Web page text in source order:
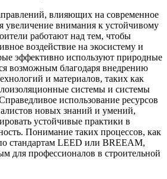
влияющих на современное
увеличение внимания к устойчивому
работают над тем, чтобы
воздействие на экосистему и
эффективно используют природные
возможным благодаря внедрению
и материалов, таких как
системы и системы
использование ресурсов
новых знаний и умений,
устойчивые практики в
Понимание таких процессов, как
стандартам LEED или BREEAM,
для профессионалов в строительной